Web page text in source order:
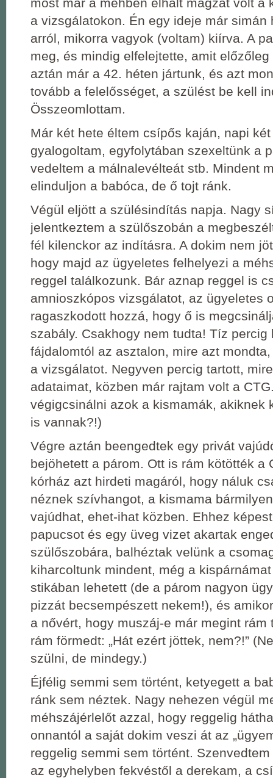
a vizsgálatokon. Én egy ideje már simán
arról, mikorra vagyok (voltam) kiírva. A
meg, és mindig elfelejtette, amit
aztán már a 42. héten jártunk, és azt
tovább a felelősséget, a szülést be kell
Összeomlottam.
Már két hete éltem csípős kaján, napi
gyalogoltam, egyfolytában szexeltünk a
vedeltem a málnalevélteát stb. Mindent
elinduljon a babóca, de ő tojt ránk.
Végül eljött a szülésindítás napja. Nagy
jelentkeztem a szülőszobán a
fél kilenckor az indításra. A dokim nem
hogy majd az ügyeletes felhelyezi a
reggel találkozunk. Bár aznap reggel is
amnioszkópos vizsgálatot, az ügyeletes
ragaszkodott hozzá, hogy ő is
szabály. Csakhogy nem tudta! Tíz percig
fájdalomtól az asztalon, mire azt
a vizsgálatot. Negyven percig tartott,
adataimat, közben már rajtam volt a
végigcsinálni azok a kismamák, akiknek
is vannak?!)
Végre aztán beengedtek egy privát
bejöhetett a párom. Ott is rám kötötték a
kórház azt hirdeti magáról, hogy náluk
néznek szívhangot, a kismama
vajúdhat, ehet-ihat közben. Ehhez
papucsot és egy üveg vizet akartak
szülőszobára, balhéztak velünk a
kiharcoltunk mindent, még a
stikában lehetett (de a párom nagyon
pizzát becsempészett nekem!), és
a nővért, hogy muszáj-e már megint rám
rám förmedt: „Hát ezért jöttek, nem?!”
szülni, de mindegy.)
Éjfélig semmi sem történt, ketyegett a
ránk sem néztek. Nagy nehezen végül
méhszájérlelőt azzal, hogy reggelig
onnantól a saját dokim veszi át az
reggelig semmi sem történt.
az egyhelyben fekvéstől a derekam, a